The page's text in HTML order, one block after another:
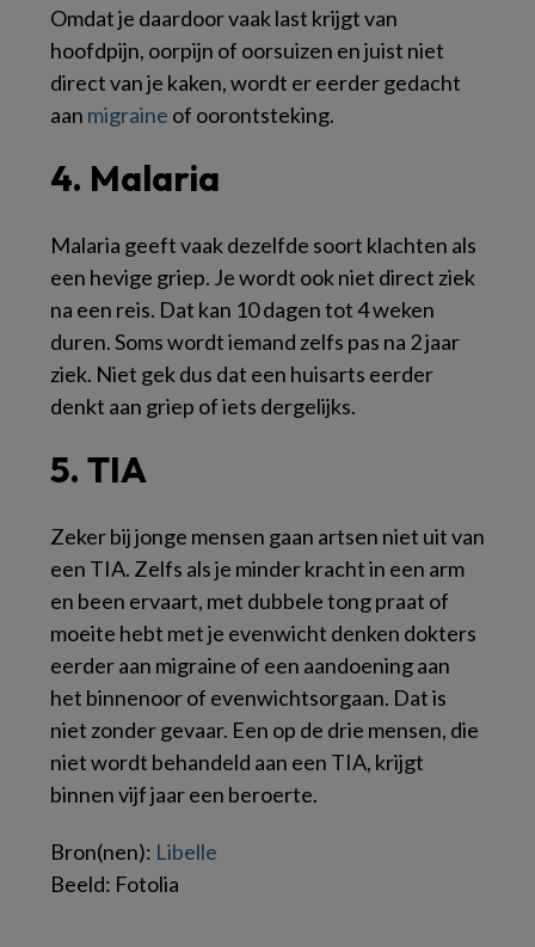
Omdat je daardoor vaak last krijgt van
hoofdpijn, oorpijn of oorsuizen en juist niet
direct van je kaken, wordt er eerder gedacht
aan migraine of oorontsteking.
4. Malaria
Malaria geeft vaak dezelfde soort klachten als
een hevige griep. Je wordt ook niet direct ziek
na een reis. Dat kan 10 dagen tot 4 weken
duren. Soms wordt iemand zelfs pas na 2 jaar
ziek. Niet gek dus dat een huisarts eerder
denkt aan griep of iets dergelijks.
5. TIA
Zeker bij jonge mensen gaan artsen niet uit van
een TIA. Zelfs als je minder kracht in een arm
en been ervaart, met dubbele tong praat of
moeite hebt met je evenwicht denken dokters
eerder aan migraine of een aandoening aan
het binnenoor of evenwichtsorgaan. Dat is
niet zonder gevaar. Een op de drie mensen, die
niet wordt behandeld aan een TIA, krijgt
binnen vijf jaar een beroerte.
Bron(nen): Libelle
Beeld: Fotolia